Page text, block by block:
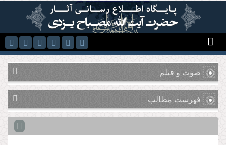
رفتن به محتوای اصلی
صوت و فیلم
فهرست مطالب